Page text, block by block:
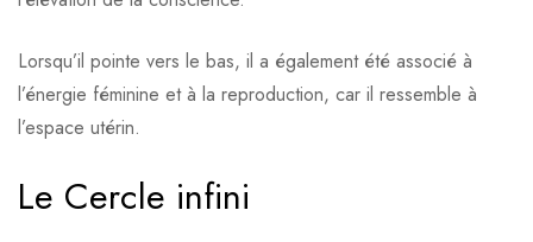
Lorsqu’il pointe vers le bas, il a également été associé à
l’énergie féminine et à la reproduction, car il ressemble à
l’espace utérin.
Le Cercle infini